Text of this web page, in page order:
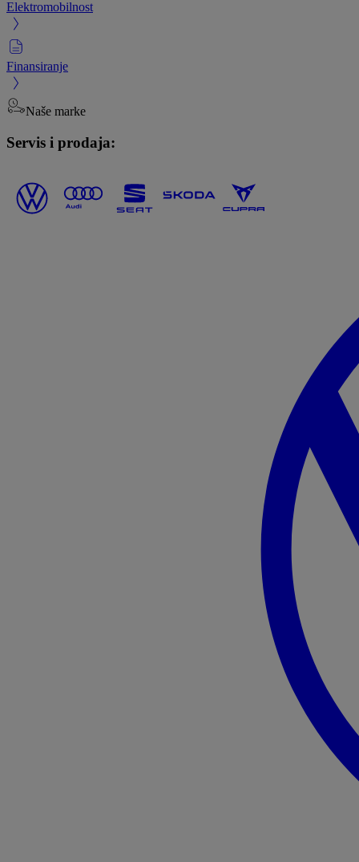
Elektromobilnost
Finansiranje
Naše marke
Servis i prodaja: